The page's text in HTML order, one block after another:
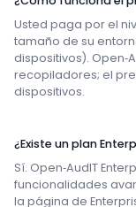
Usted paga por el
tamaño de su
dispositivos).
recopiladores; el
dispositivos.
¿Existe un plan
Sí. Open‑AudIT
funcionalidades
la página de